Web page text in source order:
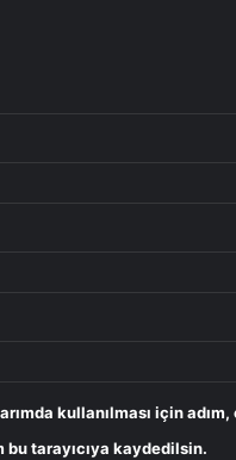
kullanılması için
tarayıcıya kaydedilsin.